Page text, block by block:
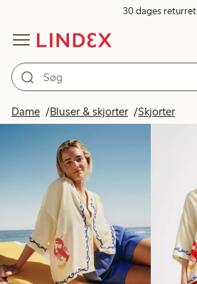
30 dages returret
Dame Bluser & skjorter Skjorter